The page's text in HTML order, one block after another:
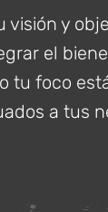
visión y
el
tu foco
a tus